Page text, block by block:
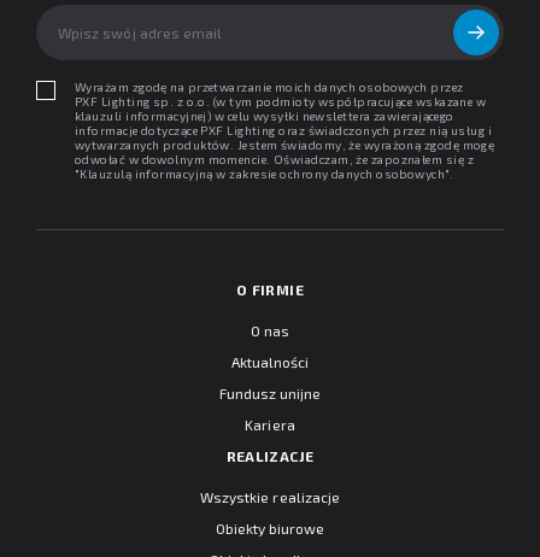
Wyrażam zgodę na przetwarzanie moich danych osobowych przez
PXF Lighting sp. z o.o. (w tym podmioty współpracujące wskazane w
klauzuli informacyjnej) w celu wysyłki newslettera zawierającego
informacje dotyczące PXF Lighting oraz świadczonych przez nią usług i
wytwarzanych produktów. Jestem świadomy, że wyrażoną zgodę mogę
odwołać w dowolnym momencie. Oświadczam, że zapoznałem się z
"Klauzulą informacyjną w zakresie ochrony danych osobowych".
O FIRMIE
O nas
Aktualności
Fundusz unijne
Kariera
REALIZACJE
Wszystkie realizacje
Obiekty biurowe